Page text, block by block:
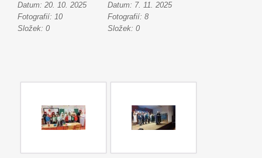
Datum: 20. 10. 2025
Fotografií: 10
Složek: 0
Datum: 7. 11. 2025
Fotografií: 8
Složek: 0